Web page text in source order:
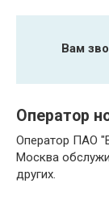
Вам
Оператор
Оператор ПАО
Москва
других.